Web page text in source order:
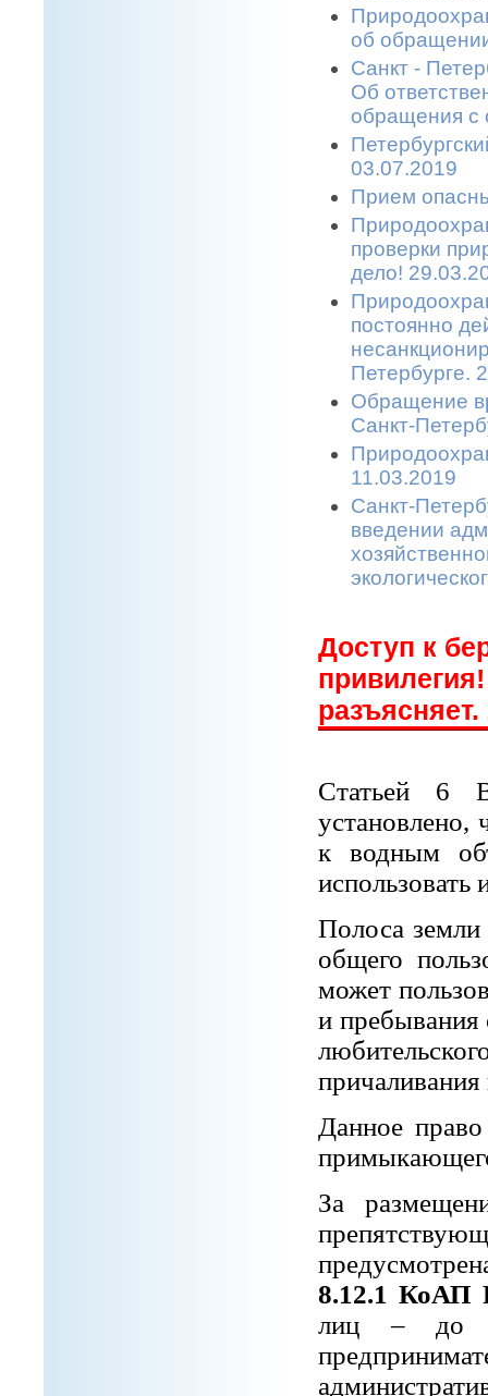
об
Санкт -
Об
обращения с
03.07.2019
Прием
проверки
дело!
постоянно
Петербурге.
Обращение
Санкт-
11.03.2019
Санкт-
введении
Доступ к
разъясняет.
Статьей 6
установлено,
к водным
Полоса земли
общего
может
и пребывания
причаливания
Данное право
За
8.12.1 КоАП
лиц – до 5